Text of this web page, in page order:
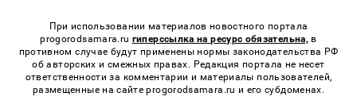
При использовании материалов новостного портала
progorodsamara.ru гиперссылка на ресурс обязательна, в
противном случае будут применены нормы законодательства РФ
об авторских и смежных правах. Редакция портала не несет
ответственности за комментарии и материалы пользователей,
размещенные на сайте progorodsamara.ru и его субдоменах.